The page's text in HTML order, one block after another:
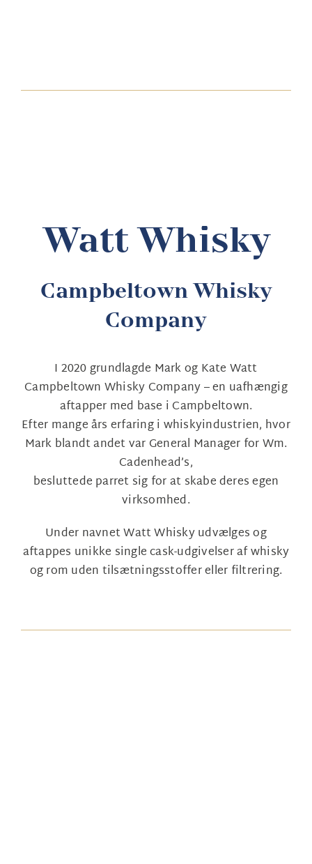
Watt Whisky
Campbeltown Whisky
Company
I 2020 grundlagde Mark og Kate Watt
Campbeltown Whisky Company – en uafhængig
aftapper med base i Campbeltown.
Efter mange års erfaring i whiskyindustrien, hvor
Mark blandt andet var General Manager for Wm.
Cadenhead’s,
besluttede parret sig for at skabe deres egen
virksomhed.
Under navnet Watt Whisky udvælges og
aftappes unikke single cask-udgivelser af whisky
og rom uden tilsætningsstoffer eller filtrering.